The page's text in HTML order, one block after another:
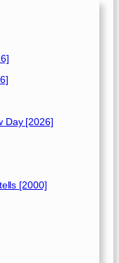
Day [2026]
[2000]